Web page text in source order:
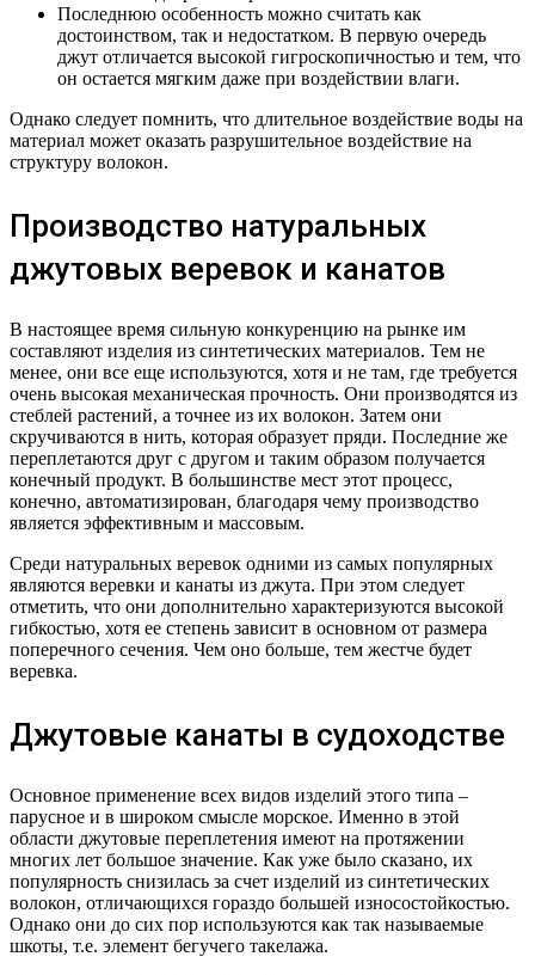
Последнюю особенность можно считать как
достоинством, так и недостатком. В первую очередь
джут отличается высокой гигроскопичностью и тем, что
он остается мягким даже при воздействии влаги.
Однако следует помнить, что длительное воздействие воды на
материал может оказать разрушительное воздействие на
структуру волокон.
Производство натуральных
джутовых веревок и канатов
В настоящее время сильную конкуренцию на рынке им
составляют изделия из синтетических материалов. Тем не
менее, они все еще используются, хотя и не там, где требуется
очень высокая механическая прочность. Они производятся из
стеблей растений, а точнее из их волокон. Затем они
скручиваются в нить, которая образует пряди. Последние же
переплетаются друг с другом и таким образом получается
конечный продукт. В большинстве мест этот процесс,
конечно, автоматизирован, благодаря чему производство
является эффективным и массовым.
Среди натуральных веревок одними из самых популярных
являются веревки и канаты из джута. При этом следует
отметить, что они дополнительно характеризуются высокой
гибкостью, хотя ее степень зависит в основном от размера
поперечного сечения. Чем оно больше, тем жестче будет
веревка.
Джутовые канаты в судоходстве
Основное применение всех видов изделий этого типа –
парусное и в широком смысле морское. Именно в этой
области джутовые переплетения имеют на протяжении
многих лет большое значение. Как уже было сказано, их
популярность снизилась за счет изделий из синтетических
волокон, отличающихся гораздо большей износостойкостью.
Однако они до сих пор используются как так называемые
шкоты, т.е. элемент бегучего такелажа.